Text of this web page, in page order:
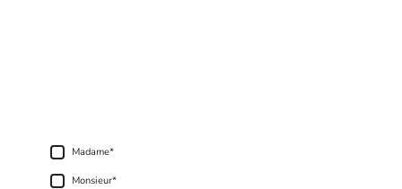
Madame*
Monsieur*